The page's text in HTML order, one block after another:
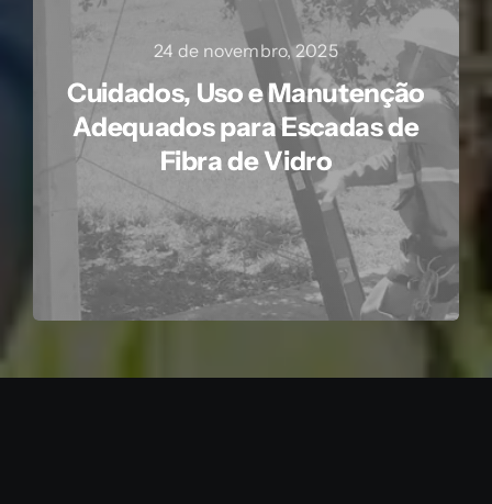
24 de novembro, 2025
Cuidados, Uso e Manutenção
Adequados para Escadas de
Fibra de Vidro